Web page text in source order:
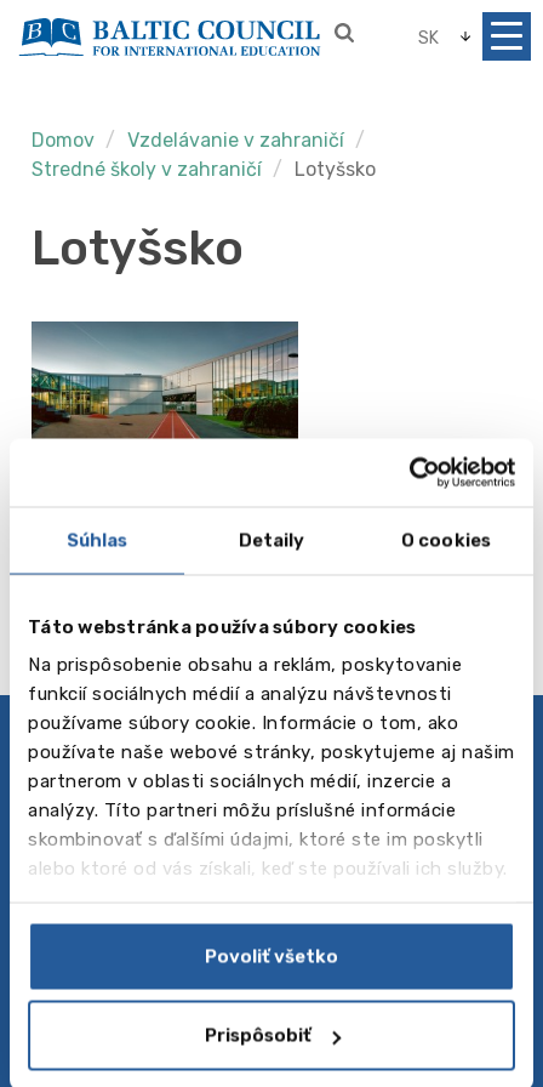
Súhlas Detaily O cookies
Táto webstránka používa súbory cookies
Na prispôsobenie obsahu a reklám, poskytovanie
funkcií sociálnych médií a analýzu návštevnosti
používame súbory cookie. Informácie o tom, ako
používate naše webové stránky, poskytujeme aj našim
partnerom v oblasti sociálnych médií, inzercie a
analýzy. Títo partneri môžu príslušné informácie
skombinovať s ďalšími údajmi, ktoré ste im poskytli
alebo ktoré od vás získali, keď ste používali ich služby.
Povoliť všetko
Prispôsobiť
SK
Domov
Vzdelávanie v zahraničí
Stredné školy v zahraničí
Lotyšsko
Lotyšsko
Exupery International School
Čítaj viac
Zásady ochrany osobných údajov
Sledujte nás
O nás
zahraničí, ktorá ponúka rôzne programy štúdia v
zahraničí – od jazykových kurzov a letných táborov
až po stredné a vysoké školy. Tisíce študentov každý